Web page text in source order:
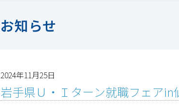
お知らせ
2024年11月25日
岩手県Ｕ・Ｉターン就職フェア